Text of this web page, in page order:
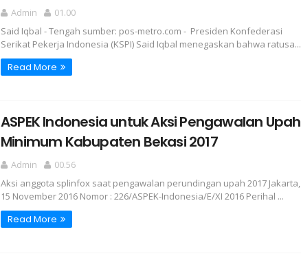
Admin
01.00
Said Iqbal - Tengah sumber: pos-metro.com - Presiden Konfederasi
Serikat Pekerja Indonesia (KSPI) Said Iqbal menegaskan bahwa ratusa...
Read More
ASPEK Indonesia untuk Aksi Pengawalan Upah
Minimum Kabupaten Bekasi 2017
Admin
00.56
Aksi anggota splinfox saat pengawalan perundingan upah 2017 Jakarta,
15 November 2016 Nomor : 226/ASPEK-Indonesia/E/XI 2016 Perihal ...
Read More